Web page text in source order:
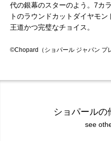
代の銀幕のスターのよう。7カ
トのラウンドカットダイヤモン
王道かつ完璧なチョイス。
©Chopard（ショパール ジャパン プ
ショパールの
see